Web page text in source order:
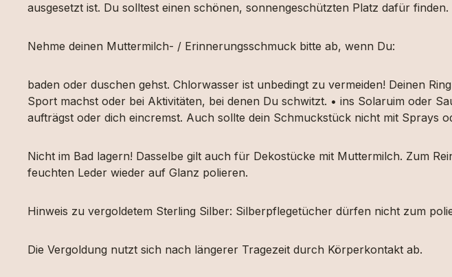
ausgesetzt ist. Du solltest einen schönen, sonnengeschützten Platz dafür finden.
Nehme deinen Muttermilch- / Erinnerungsschmuck bitte ab, wenn Du:
baden oder duschen gehst. Chlorwasser ist unbedingt zu vermeiden! Deinen
Sport machst oder bei Aktivitäten, bei denen Du schwitzt. • ins Solaruim oder
aufträgst oder dich eincremst. Auch sollte dein Schmuckstück nicht mit Sprays
Nicht im Bad lagern! Dasselbe gilt auch für Dekostücke mit Muttermilch. Zum
feuchten Leder wieder auf Glanz polieren.
Hinweis zu vergoldetem Sterling Silber: Silberpflegetücher dürfen nicht zum
Die Vergoldung nutzt sich nach längerer Tragezeit durch Körperkontakt ab.